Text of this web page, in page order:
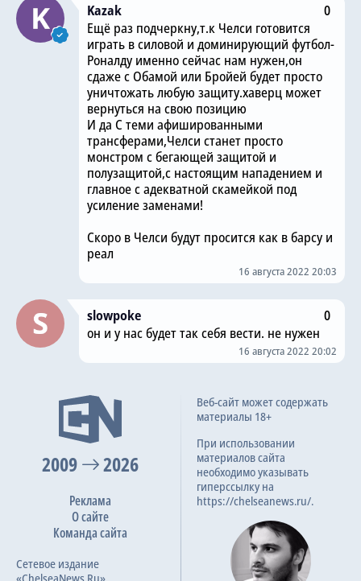
Kazak
0
Ещё раз подчеркну,т.к Челси готовится
играть в силовой и доминирующий футбол-
Роналду именно сейчас нам нужен,он
сдаже с Обамой или Бройей будет просто
уничтожать любую защиту.хаверц может
вернуться на свою позицию
И да С теми афишированными
трансферами,Челси станет просто
монстром с бегающей защитой и
полузащитой,с настоящим нападением и
главное с адекватной скамейкой под
усиление заменами!
Скоро в Челси будут просится как в барсу и
реал
16 августа 2022 20:03
slowpoke
0
он и у нас будет так себя вести. не нужен
16 августа 2022 20:02
2009 2026
Реклама
О сайте
Команда сайта
Сетевое издание
«ChelseaNews.Ru»
Веб-сайт может содержать
материалы 18+
При использовании
материалов сайта
необходимо указывать
гиперссылку на
https://chelseanews.ru/.